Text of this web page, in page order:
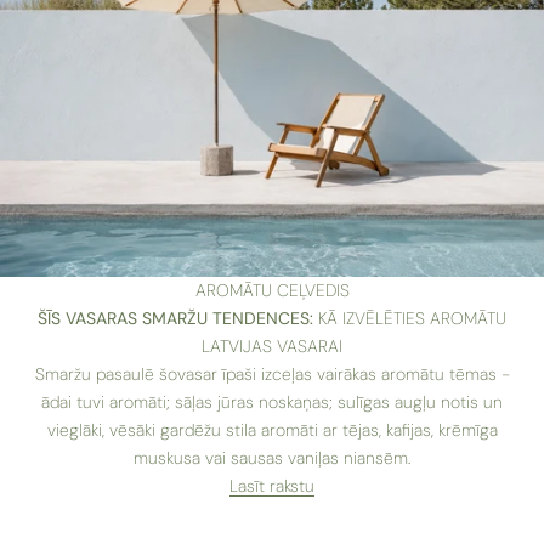
AROMĀTU CEĻVEDIS
ŠĪS VASARAS SMARŽU TENDENCES: KĀ IZVĒLĒTIES AROMĀTU
LATVIJAS VASARAI
Smaržu pasaulē šovasar īpaši izceļas vairākas aromātu tēmas -
ādai tuvi aromāti; sāļas jūras noskaņas; sulīgas augļu notis un
vieglāki, vēsāki gardēžu stila aromāti ar tējas, kafijas, krēmīga
muskusa vai sausas vaniļas niansēm.
Lasīt rakstu